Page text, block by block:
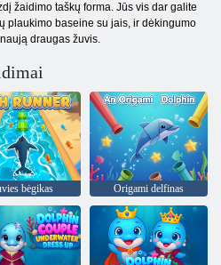
žaidimo taškų forma. Jūs vis dar galite
plaukimo baseine su jais, ir dėkingumo
draugas žuvis.
bėgikas Origami delfinas